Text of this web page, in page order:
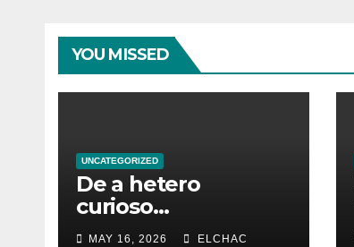
YOU MISSED
UNCATEGORIZED
De a hetero
curioso…
MAY 16, 2026 ELCHAC